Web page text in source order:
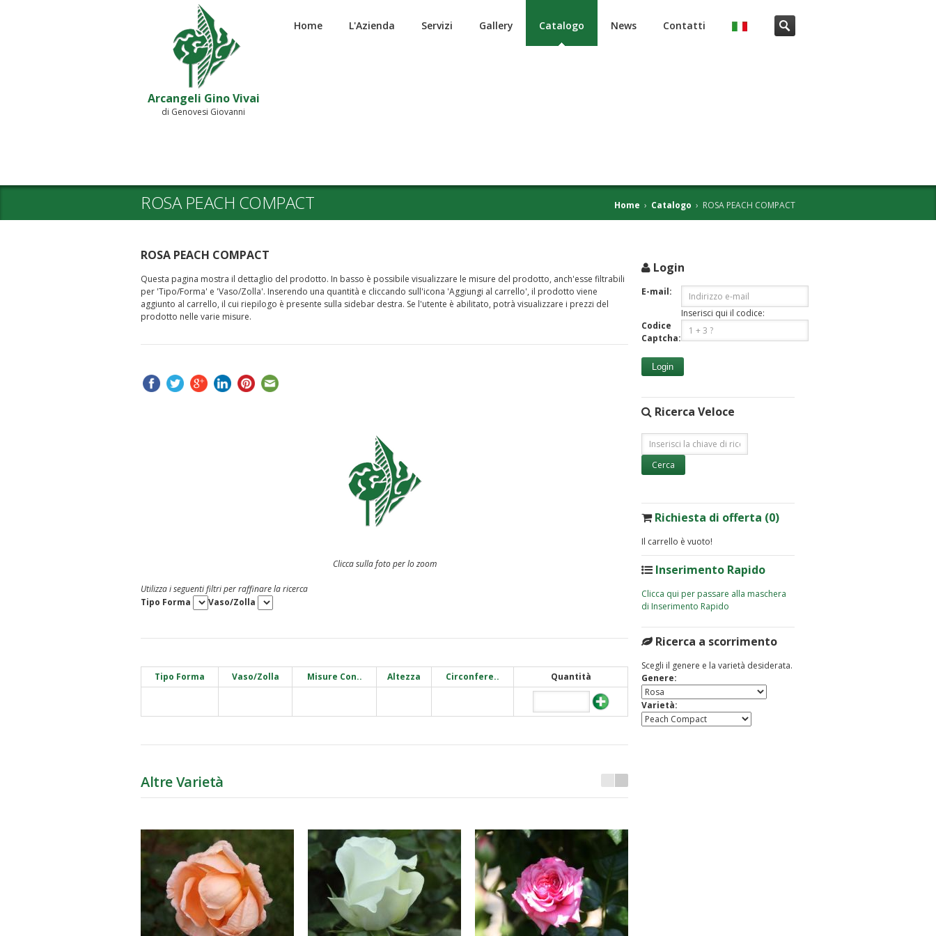
Arcangeli Gino Vivai
di Genovesi Giovanni
Home L'Azienda Servizi Gallery Catalogo News Contatti
ROSA PEACH COMPACT Home › Catalogo › ROSA PEACH COMPACT
ROSA PEACH COMPACT
Questa pagina mostra il dettaglio del prodotto. In basso è possibile visualizzare le misure del prodotto, anch'esse filtrabili
per 'Tipo/Forma' e 'Vaso/Zolla'. Inserendo una quantità e cliccando sull'icona 'Aggiungi al carrello', il prodotto viene
aggiunto al carrello, il cui riepilogo è presente sulla sidebar destra. Se l'utente è abilitato, potrà visualizzare i prezzi del
prodotto nelle varie misure.
Clicca sulla foto per lo zoom
Utilizza i seguenti filtri per raffinare la ricerca
Tipo Forma
Vaso/Zolla
Tipo Forma Vaso/Zolla Misure Con.. Altezza Circonfere.. Quantità
Altre Varietà
Login
E-mail:
Codice
Captcha:
Inserisci qui il codice:
Login
Ricerca Veloce
Richiesta di offerta (0)
Il carrello è vuoto!
Inserimento Rapido
Clicca qui per passare alla maschera
di Inserimento Rapido
Ricerca a scorrimento
Scegli il genere e la varietà desiderata.
Genere:
Varietà: